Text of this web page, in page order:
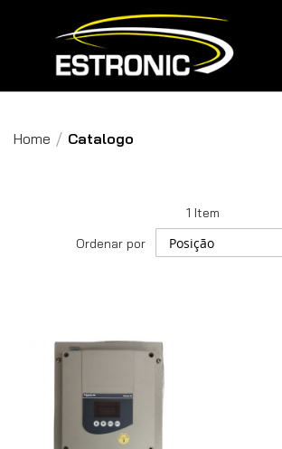
Home Catalogo
1 Item
Ordenar por